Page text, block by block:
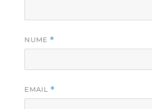
NUME *
EMAIL *